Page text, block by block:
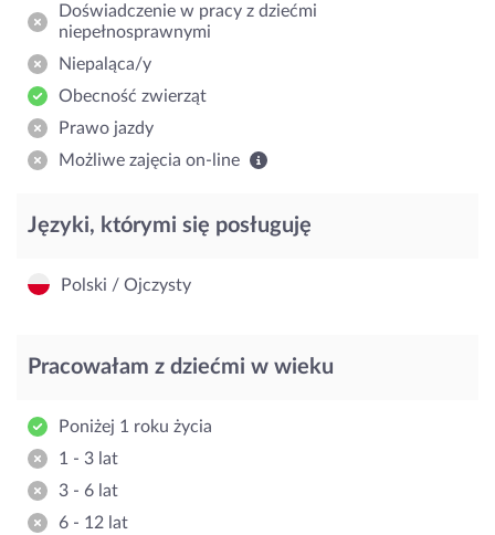
Doświadczenie w pracy z dziećmi
niepełnosprawnymi
Niepaląca/y
Obecność zwierząt
Prawo jazdy
Możliwe zajęcia on-line
Języki, którymi się posługuję
Polski / Ojczysty
Pracowałam z dziećmi w wieku
Poniżej 1 roku życia
1 - 3 lat
3 - 6 lat
6 - 12 lat